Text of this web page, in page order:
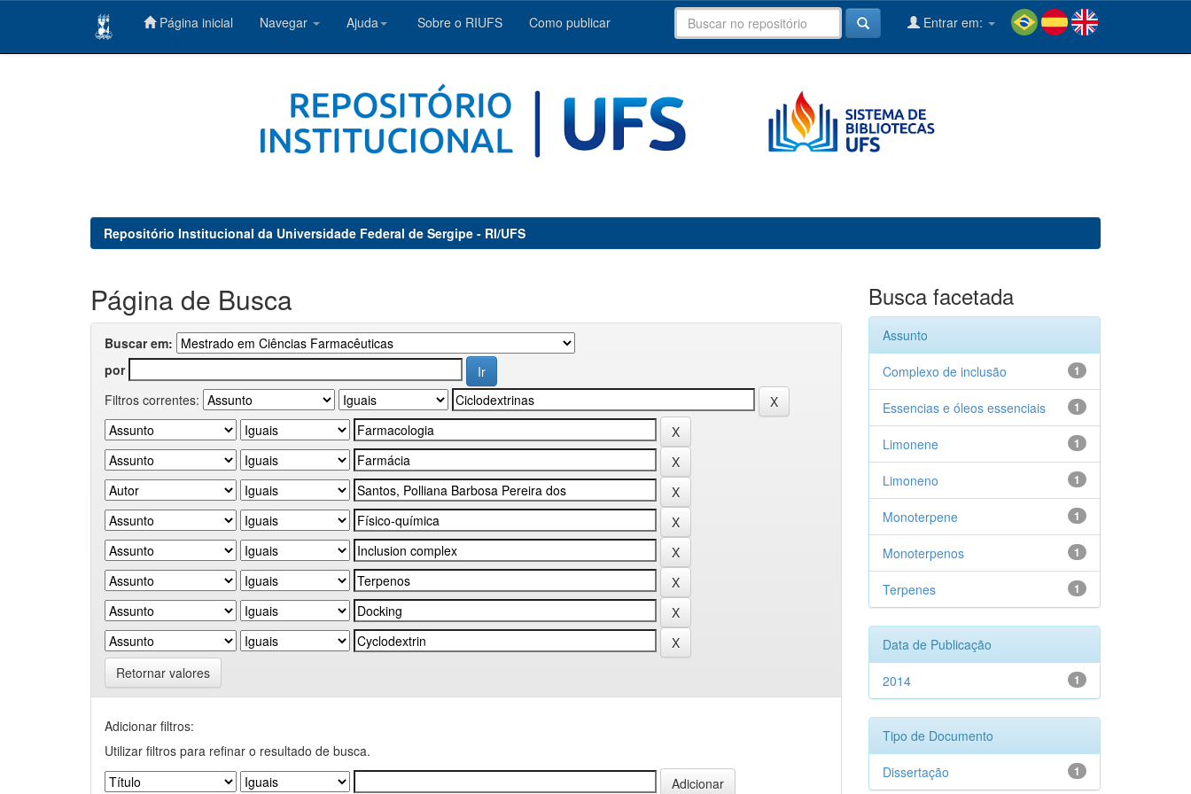
Página inicial Navegar Ajuda Sobre o RIUFS Como publicar Entrar em:
Repositório Institucional da Universidade Federal de Sergipe - RI/UFS
Página de Busca
Buscar em:
por
Filtros correntes:
Retornar valores
Adicionar filtros:
Utilizar filtros para refinar o resultado de busca.
Busca facetada
Assunto
1
Complexo de inclusão
1
Essencias e óleos essenciais
1
Limonene
1
Limoneno
1
Monoterpene
1
Monoterpenos
1
Terpenes
Data de Publicação
1
2014
Tipo de Documento
1
Dissertação